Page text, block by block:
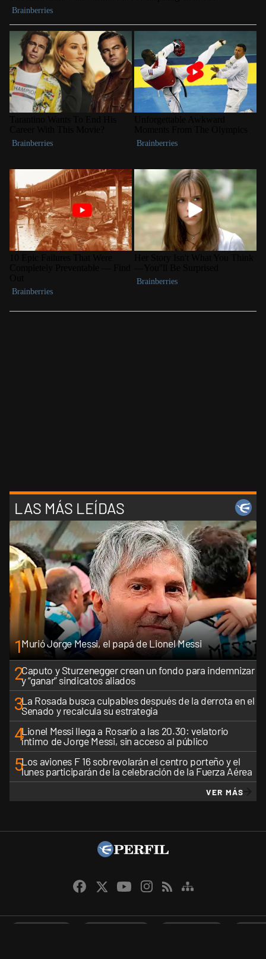
LAS MÁS LEÍDAS
1Murió Jorge Messi, el papá de Lionel Messi
2Caputo y Sturzenegger crean un fondo para indemnizar
y “ganar” sindicatos aliados
3La Rosada busca culpables después de la derrota en el
Senado y recalcula su estrategia
4Lionel Messi llega a Rosario a las 20.30: velatorio
íntimo de Jorge Messi, sin acceso al público
5Los aviones F 16 sobrevolarán el centro porteño y el
lunes participarán de la celebración de la Fuerza Aérea
VER MÁS